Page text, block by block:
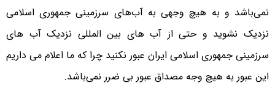
نمی‌باشد و به هیچ وجهی به آب‌های سرزمینی جمهوری اسلامی
نزدیک نشوید و حتی از آب های بین المللی نزدیک آب های
سرزمینی جمهوری اسلامی ایران عبور نکنید چرا که ما اعلام می داریم
این عبور به هیچ وجه مصداق عبور بی ضرر نمی‌باشد.